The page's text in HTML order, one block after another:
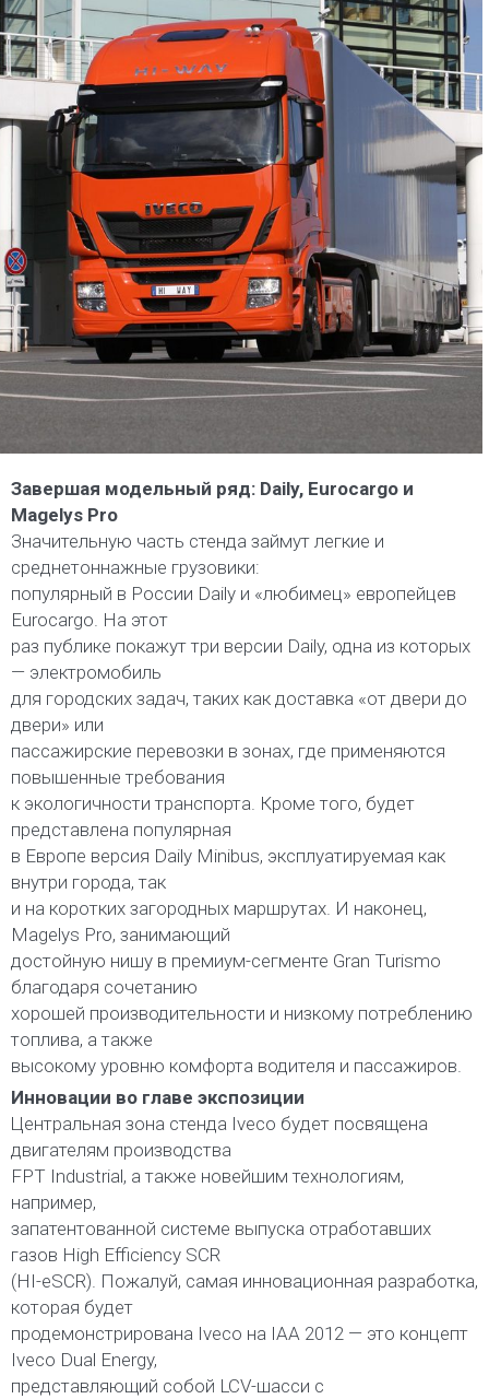
Завершая модельный ряд: Daily, Eurocargo и
Magelys Pro
Значительную часть стенда займут легкие и
среднетоннажные грузовики:
популярный в России Daily и «любимец» европейцев
Eurocargo. На этот
раз публике покажут три версии Daily, одна из которых
— электромобиль
для городских задач, таких как доставка «от двери до
двери» или
пассажирские перевозки в зонах, где применяются
повышенные требования
к экологичности транспорта. Кроме того, будет
представлена популярная
в Европе версия Daily Minibus, эксплуатируемая как
внутри города, так
и на коротких загородных маршрутах. И наконец,
Magelys Pro, занимающий
достойную нишу в премиум-сегменте Gran Turismo
благодаря сочетанию
хорошей производительности и низкому потреблению
топлива, а также
высокому уровню комфорта водителя и пассажиров.
Инновации во главе экспозиции
Центральная зона стенда Iveco будет посвящена
двигателям производства
FPT Industrial, а также новейшим технологиям,
например,
запатентованной системе выпуска отработавших
газов High Efficiency SCR
(HI-eSCR). Пожалуй, самая инновационная разработка,
которая будет
продемонстрирована Iveco на IAA 2012 — это концепт
Iveco Dual Energy,
представляющий собой LCV-шасси с